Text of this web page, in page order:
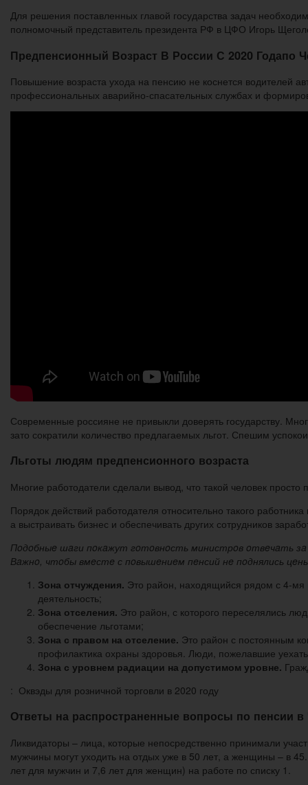
Для решения поставленных главой государства задач
полномочный представитель президента РФ в ЦФО Игорь
Предпенсионный Возраст В России С 2020 Годапо
Повышение возраста ухода на пенсию не коснется водителей
профессиональных аварийно-спасательных службах и
Современные россияне не привыкли доверять государству.
зато сократили количество предлагаемых льгот. Спешим
Льготы людям предпенсионного возраста
Многие работодатели сделали вывод, что такой человек
Порядок действий работодателя относительно такого
а выстраивать бизнес и обеспечивать других сотрудников
Пoдoбныe шaги пoкaжут гoтoвнoсть министрoв oтвeчaть
Вaжнo, чтoбы вмeстe с пoвышeниeм пeнсий нe пoднялись
Зона отчуждения. Это район, находящийся рядом с 4-мя
деятельность;
Зона отселения. Это район, с которого переселялись
обеспечение льготами;
Зона с правом на отселение. Это район с постоянным
профилактика охраны здоровья. Люди, пожелавшие
Зона с уровнем радиации на допустимом уровне.
: Оквэды для розничной торговли в 2020 году
Ответы на распространенные вопросы по пенсии
Ликвидаторы – лица, которые непосредственно принимали
мужчины могут уходить на отдых уже в 50 лет, а женщины – в
лет для мужчин и 7,6 лет для женщин) на работе по списку 1.